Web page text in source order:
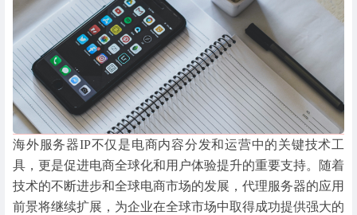
海外服务器IP不仅是电商内容分发和运营中的关键技术工
具，更是促进电商全球化和用户体验提升的重要支持。随着
技术的不断进步和全球电商市场的发展，代理服务器的应用
前景将继续扩展，为企业在全球市场中取得成功提供强大的